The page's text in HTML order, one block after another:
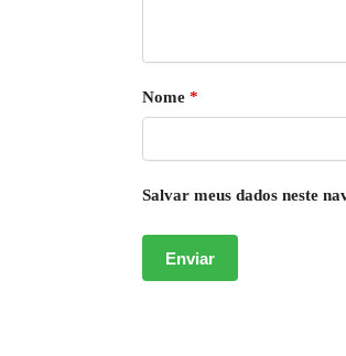
Nome *
Salvar meus dados neste